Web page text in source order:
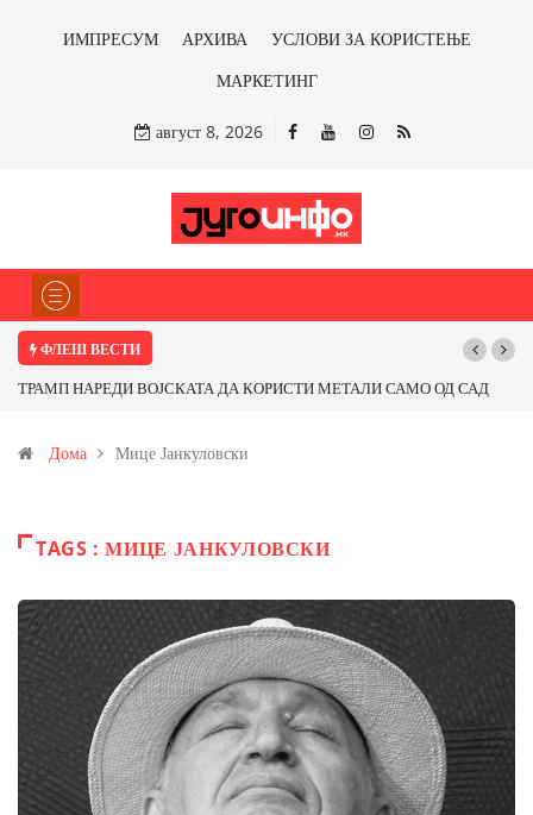
ИМПРЕСУМ АРХИВА
УСЛОВИ ЗА КОРИСТЕЊЕ
МАРКЕТИНГ
август 8, 2026
ФЛЕШ ВЕСТИ
ТРАМП НАРЕДИ ВОЈСКАТА ДА КОРИСТИ МЕТАЛИ САМО ОД САД
Иловица и со антимонот?
Дома Мице Јанкуловски
TAGS : МИЦЕ ЈАНКУЛОВСКИ